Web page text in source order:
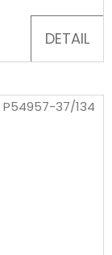
DETAIL
P54957-37/134